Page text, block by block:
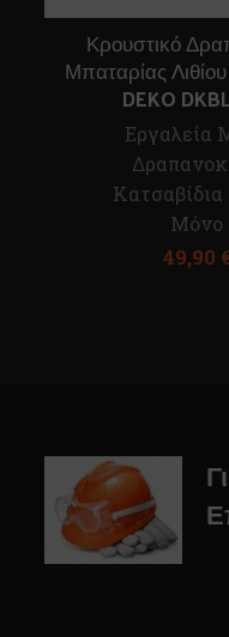
Κρουστικό
Μπαταρίας
DEKO
Εργαλεία
Μόνο
49,90